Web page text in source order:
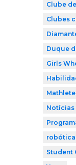
Clube
Clubes
Duque
Girls
robótica
Student